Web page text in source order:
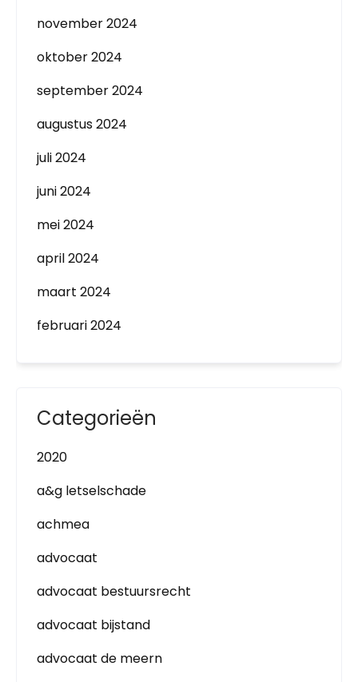
november 2024
oktober 2024
september 2024
augustus 2024
juli 2024
juni 2024
mei 2024
april 2024
maart 2024
februari 2024
Categorieën
2020
a&g letselschade
achmea
advocaat
advocaat bestuursrecht
advocaat bijstand
advocaat de meern